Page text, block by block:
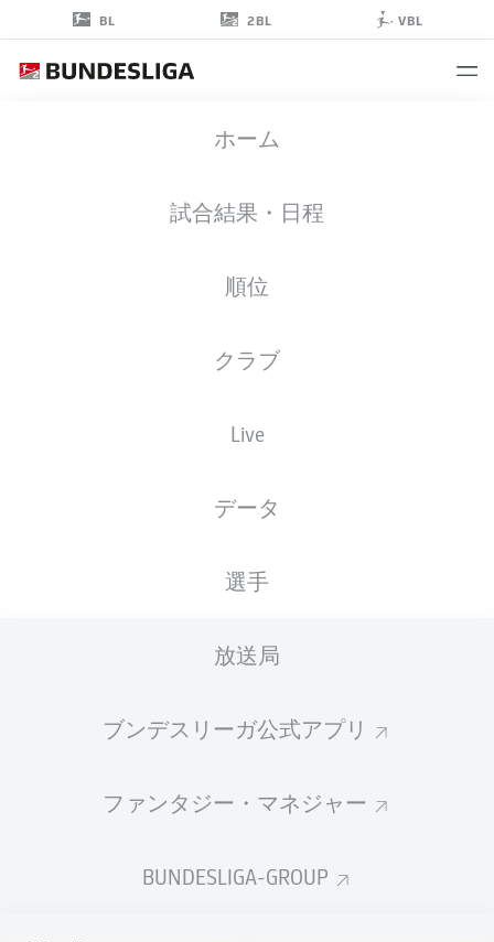
BL 2BL VBL
ホーム
試合結果・日程
順位
クラブ
Live
データ
選手
放送局
ブンデスリーガ公式アプリ
ファンタジー・マネジャー
BUNDESLIGA-GROUP
17.10.1997
統計 シーズン 2025/2026